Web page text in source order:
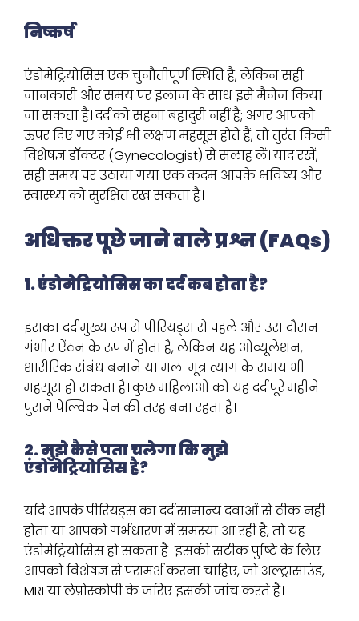
निष्कर्ष
एंडोमेट्रियोसिस एक चुनौतीपूर्ण स्थिति है, लेकिन सही
जानकारी और समय पर इलाज के साथ इसे मैनेज किया
जा सकता है। दर्द को सहना बहादुरी नहीं है; अगर आपको
ऊपर दिए गए कोई भी लक्षण महसूस होते हैं, तो तुरंत किसी
विशेषज्ञ डॉक्टर (Gynecologist) से सलाह लें। याद रखें,
सही समय पर उठाया गया एक कदम आपके भविष्य और
स्वास्थ्य को सुरक्षित रख सकता है।
अधिक्तर पूछे जाने वाले प्रश्न (FAQs)
1. एंडोमेट्रियोसिस का दर्द कब होता है?
इसका दर्द मुख्य रूप से पीरियड्स से पहले और उस दौरान
गंभीर ऐंठन के रूप में होता है, लेकिन यह ओव्यूलेशन,
शारीरिक संबंध बनाने या मल-मूत्र त्याग के समय भी
महसूस हो सकता है। कुछ महिलाओं को यह दर्द पूरे महीने
पुराने पेल्विक पेन की तरह बना रहता है।
2. मुझे कैसे पता चलेगा कि मुझे
एंडोमेट्रियोसिस है?
यदि आपके पीरियड्स का दर्द सामान्य दवाओं से ठीक नहीं
होता या आपको गर्भधारण में समस्या आ रही है, तो यह
एंडोमेट्रियोसिस हो सकता है। इसकी सटीक पुष्टि के लिए
आपको विशेषज्ञ से परामर्श करना चाहिए, जो अल्ट्रासाउंड,
MRI या लेप्रोस्कोपी के जरिए इसकी जांच करते हैं।